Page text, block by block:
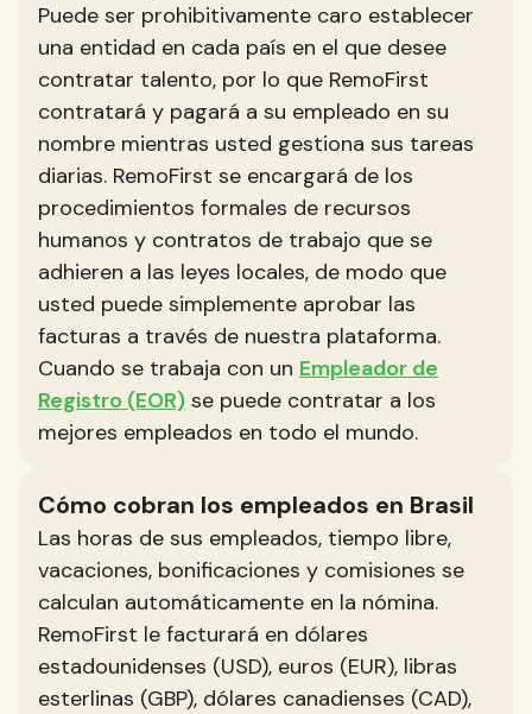
Puede ser prohibitivamente caro establecer
una entidad en cada país en el que desee
contratar talento, por lo que RemoFirst
contratará y pagará a su empleado en su
nombre mientras usted gestiona sus tareas
diarias. RemoFirst se encargará de los
procedimientos formales de recursos
humanos y contratos de trabajo que se
adhieren a las leyes locales, de modo que
usted puede simplemente aprobar las
facturas a través de nuestra plataforma.
Cuando se trabaja con un Empleador de
Registro (EOR) se puede contratar a los
mejores empleados en todo el mundo.
Cómo cobran los empleados en Brasil
Las horas de sus empleados, tiempo libre,
vacaciones, bonificaciones y comisiones se
calculan automáticamente en la nómina.
RemoFirst le facturará en dólares
estadounidenses (USD), euros (EUR), libras
esterlinas (GBP), dólares canadienses (CAD),